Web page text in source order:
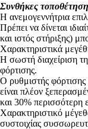
Συνθήκες
Η ανεμογεννήτρια
Πρέπει να δίνεται
και ιστός στήριξης)
Χαρακτηριστικά
Η σωστή διαχείριση
φόρτισης.
Ο ρυθμιστής φόρτισης
είναι πλέον
και 30% περισσότερη
Χαρακτηριστικό
συστοιχίας